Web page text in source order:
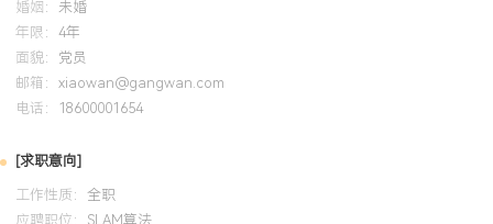
GPA X.XX/X.X（专业前XX%），主修机器人学、计算机视觉、线性
程，参与基于ROS的移动机器人SLAM课程设计项目，在团队中负责
地图构建模块，使用C++和Python完成仿真环境与实物小车上的算法
环境与CMake工具链，掌握OpenCV和PCL基础库的使用。
自我评价
婚姻： 未婚
年限： 4年
面貌： 党员
邮箱： xiaowan@gangwan.com
电话：
18600001654
[求职意向]
工作性质： 全职
应聘职位： SLAM算法